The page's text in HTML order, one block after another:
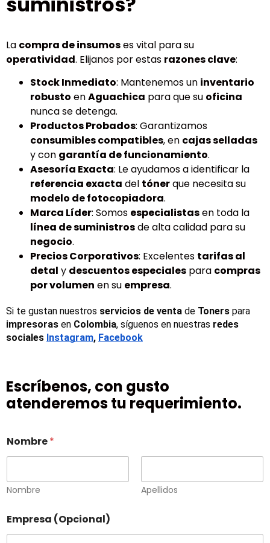
La compra de insumoses vital para su
operatividad. Elijanos por estas razones clave:
Stock Inmediato: Mantenemos un inventario
robusto enAguachica para que su oficina
nunca se detenga.
Productos Probados: Garantizamos
consumibles compatibles, en cajas selladas
y con garantía de funcionamiento.
Asesoría Exacta: Le ayudamos a identificar la
referencia exacta del tónerque necesita su
modelo de fotocopiadora.
Marca Líder: Somos especialistasen toda la
línea de suministrosde alta calidad para su
negocio.
Precios Corporativos: Excelentes tarifas al
detal y descuentos especiales para compras
por volumen en su empresa.
Si te gustan nuestros servicios de venta de Toners
impresoras en Colombia, síguenos en nuestras redes
sociales Instagram, Facebook
Escríbenos, con gusto
atenderemos tu requerimiento.
Nombre*
Nombre Apellidos
Empresa (Opcional)